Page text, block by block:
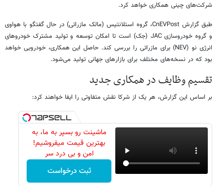
شرکت‌های چینی همکاری خواهد کرد.
طبق گزارش CnEVPost، گروه استلانتیس (مالک مازراتی) در حال گفتگو با هواوی
و گروه خودروسازی JAC (جک) است تا امکان توسعه و تولید مشترک خودروهای
انرژی نو (NEV) برای مازراتی را بررسی کند. حاصل این همکاری، خودرویی خواهد
بود که در نسخه‌های مختلف برای بازارهای جهانی تولید می‌شود.
تقسیم وظایف در همکاری جدید
بر اساس این گزارش، هر یک از شرکا نقش متفاوتی را ایفا خواهند کرد:
ماشینت رو بسپر به ما، به
بهترین قیمت میفروشیم!
امن و بی درد سر
ثبت درخواست